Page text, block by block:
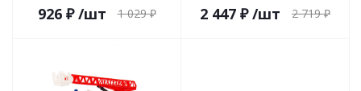
926₽ /шт 1 029₽ 2 447 ₽ /шт 2 719₽